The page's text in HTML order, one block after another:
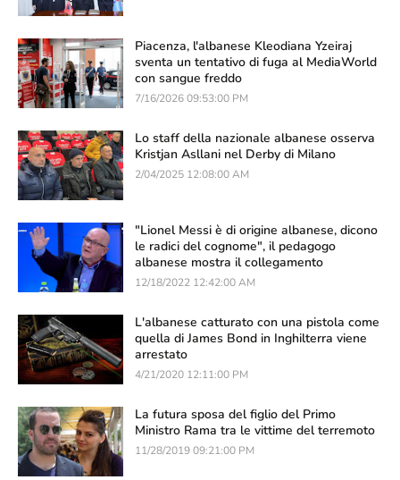
Piacenza, l'albanese Kleodiana Yzeiraj
sventa un tentativo di fuga al MediaWorld
con sangue freddo
7/16/2026 09:53:00 PM
Lo staff della nazionale albanese osserva
Kristjan Asllani nel Derby di Milano
2/04/2025 12:08:00 AM
"Lionel Messi è di origine albanese, dicono
le radici del cognome", il pedagogo
albanese mostra il collegamento
12/18/2022 12:42:00 AM
L'albanese catturato con una pistola come
quella di James Bond in Inghilterra viene
arrestato
4/21/2020 12:11:00 PM
La futura sposa del figlio del Primo
Ministro Rama tra le vittime del terremoto
11/28/2019 09:21:00 PM